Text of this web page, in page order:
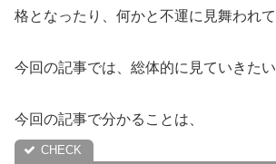
格となったり、何かと不運に見舞われて
今回の記事では、総体的に見ていきたい
今回の記事で分かることは、